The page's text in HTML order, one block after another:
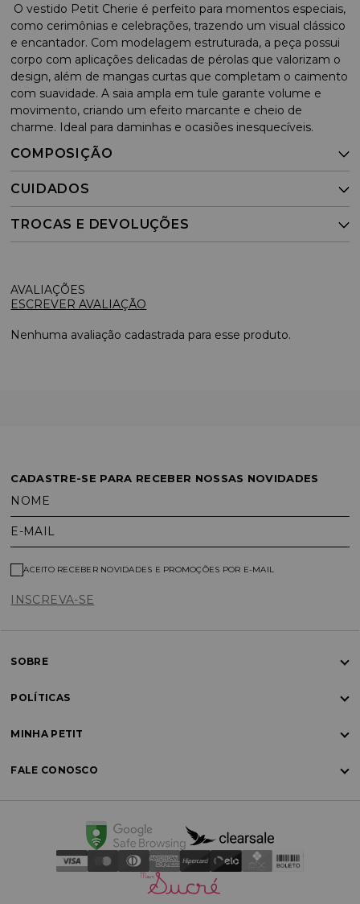
O vestido Petit Cherie é perfeito para momentos especiais,
como cerimônias e celebrações, trazendo um visual clássico
e encantador. Com modelagem estruturada, a peça possui
corpo com aplicações delicadas de pérolas que valorizam o
design, além de mangas curtas que completam o caimento
com suavidade. A saia ampla em tule garante volume e
movimento, criando um efeito marcante e cheio de
charme. Ideal para daminhas e ocasiões inesquecíveis.
COMPOSIÇÃO
CUIDADOS
TROCAS E DEVOLUÇÕES
ESCREVER AVALIAÇÃO
Nenhuma avaliação cadastrada para esse produto.
CADASTRE-SE PARA RECEBER NOSSAS NOVIDADES
NOME
E-MAIL
INSCREVA-SE
ACEITO RECEBER NOVIDADES E PROMOÇÕES POR E-MAIL
SOBRE
POLÍTICAS
MINHA PETIT
FALE CONOSCO